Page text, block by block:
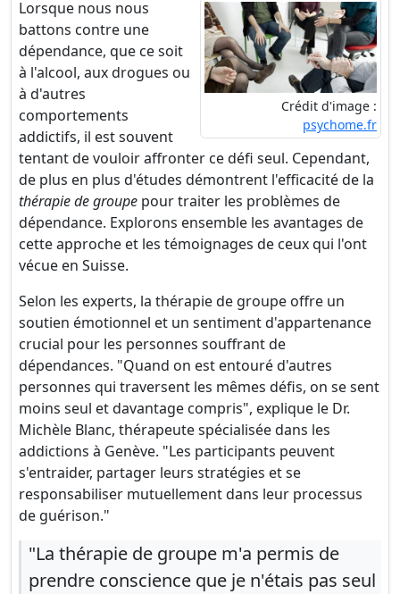
Crédit d'image :
psychome.fr
Lorsque nous nous
battons contre une
dépendance, que ce soit
à l'alcool, aux drogues ou
à d'autres
comportements
addictifs, il est souvent
tentant de vouloir affronter ce défi seul. Cependant,
de plus en plus d'études démontrent l'efficacité de la
thérapie de groupe pour traiter les problèmes de
dépendance. Explorons ensemble les avantages de
cette approche et les témoignages de ceux qui l'ont
vécue en Suisse.
Selon les experts, la thérapie de groupe offre un
soutien émotionnel et un sentiment d'appartenance
crucial pour les personnes souffrant de
dépendances. "Quand on est entouré d'autres
personnes qui traversent les mêmes défis, on se sent
moins seul et davantage compris", explique le Dr.
Michèle Blanc, thérapeute spécialisée dans les
addictions à Genève. "Les participants peuvent
s'entraider, partager leurs stratégies et se
responsabiliser mutuellement dans leur processus
de guérison."
"La thérapie de groupe m'a permis de
prendre conscience que je n'étais pas seul